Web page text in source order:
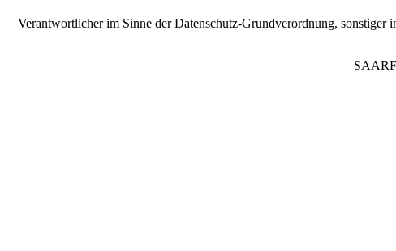
Verantwortlicher im Sinne der Datenschutz-Grundverordnung, sonstiger